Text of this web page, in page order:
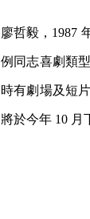
廖哲毅，1987
例同志喜劇類
時有劇場及短
將於今年 10 月